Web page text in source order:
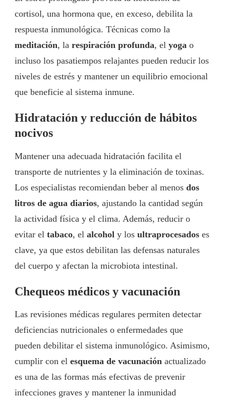
cortisol, una hormona que, en exceso, debilita la
respuesta inmunológica. Técnicas como la
meditación, la respiración profunda, el yoga o
incluso los pasatiempos relajantes pueden reducir los
niveles de estrés y mantener un equilibrio emocional
que beneficie al sistema inmune.
Hidratación y reducción de hábitos
nocivos
Mantener una adecuada hidratación facilita el
transporte de nutrientes y la eliminación de toxinas.
Los especialistas recomiendan beber al menos dos
litros de agua diarios, ajustando la cantidad según
la actividad física y el clima. Además, reducir o
evitar el tabaco, el alcohol y los ultraprocesados es
clave, ya que estos debilitan las defensas naturales
del cuerpo y afectan la microbiota intestinal.
Chequeos médicos y vacunación
Las revisiones médicas regulares permiten detectar
deficiencias nutricionales o enfermedades que
pueden debilitar el sistema inmunológico. Asimismo,
cumplir con el esquema de vacunación actualizado
es una de las formas más efectivas de prevenir
infecciones graves y mantener la inmunidad